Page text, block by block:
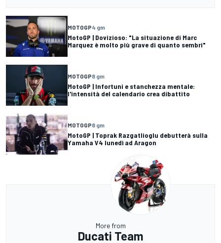
MOTOGP4 gm
MotoGP | Dovizioso: "La situazione di Marc
Marquez è molto più grave di quanto sembri"
MOTOGP8 gm
MotoGP | Infortuni e stanchezza mentale:
l'intensità del calendario crea dibattito
MOTOGP8 gm
MotoGP | Toprak Razgatlioglu debutterà sulla
Yamaha V4 lunedì ad Aragon
More from
Ducati Team